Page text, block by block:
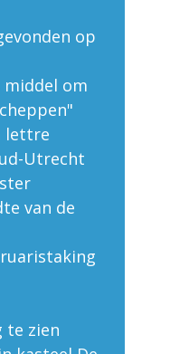
op
middel om
lettre
Utrecht
van de
te zien